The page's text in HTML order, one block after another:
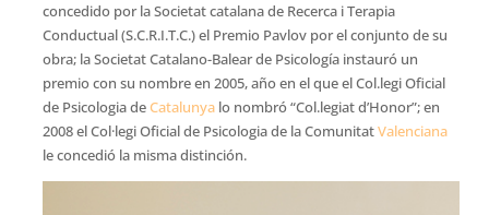
concedido por la Societat catalana de Recerca i Terapia
Conductual (S.C.R.I.T.C.) el Premio Pavlov por el conjunto de su
obra; la Societat Catalano-Balear de Psicología instauró un
premio con su nombre en 2005, año en el que el Col.legi Oficial
de Psicologia deCatalunyalo nombró “Col.legiat d’Honor”; en
2008 el Col·legi Oficial de Psicologia de la ComunitatValenciana
le concedió la misma distinción.